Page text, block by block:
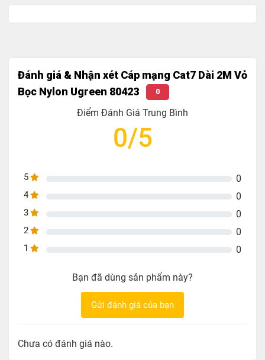
Đánh giá & Nhận xét Cáp mạng Cat7 Dài 2M Vỏ
Bọc Nylon Ugreen 80423
0
Điểm Đánh Giá Trung Bình
0/5
5 0
4 0
3 0
2 0
1 0
Bạn đã dùng sản phẩm này?
Gửi đánh giá của bạn
Chưa có đánh giá nào.